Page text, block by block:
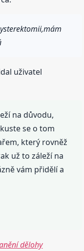
uživatel
na důvodu,
se o tom
který rovněž
už to záleží na
vám přidělí a
dělohy